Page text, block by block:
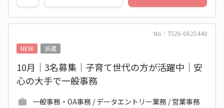
No：TS26-0625440
NEW
派遣
10月｜3名募集｜子育て世代の方が活躍中｜安
心の大手で一般事務
一般事務・OA事務 / データエントリー業務 / 営業事務